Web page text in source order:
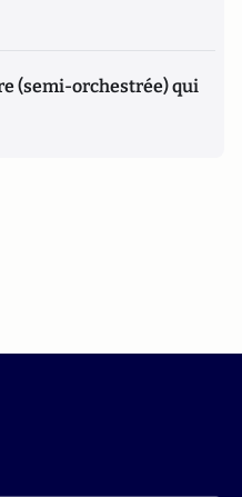
(semi-orchestrée) qui